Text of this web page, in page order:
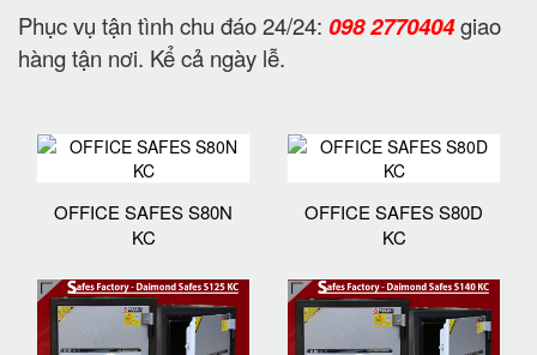
Phục vụ tận tình chu đáo 24/24: 098 2770404giao
hàng tận nơi. Kể cả ngày lễ.
OFFICE SAFES S80N
KC
OFFICE SAFES S80D
KC